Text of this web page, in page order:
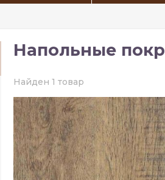
Напольные
Найден 1 товар